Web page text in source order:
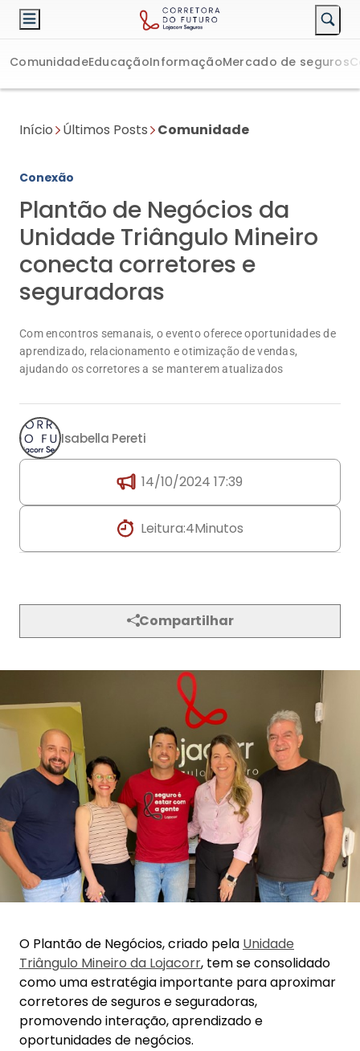
ComunidadeEducaçãoInformaçãoMercado de seguros
Início Últimos Posts Comunidade
Conexão
Plantão de Negócios da
Unidade Triângulo Mineiro
conecta corretores e
seguradoras
Com encontros semanais, o evento oferece oportunidades de
aprendizado, relacionamento e otimização de vendas,
ajudando os corretores a se manterem atualizados
Isabella Pereti
14/10/2024 17:39
Leitura:4Minutos
Compartilhar
O Plantão de Negócios, criado pela Unidade
Triângulo Mineiro da Lojacorr, tem se consolidado
como uma estratégia importante para aproximar
corretores de seguros e seguradoras,
promovendo interação, aprendizado e
oportunidades de negócios.